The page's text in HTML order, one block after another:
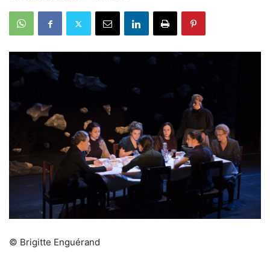
© Brigitte Enguérand